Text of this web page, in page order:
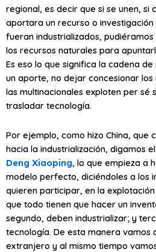
regional, es decir que si se unen, si
aportara un recurso o
fueran industrializados,
los recursos naturales para
Es eso lo que significa la cadena
un aporte, no dejar concesionar
las multinacionales exploten per sé
trasladar tecnología.
Por ejemplo, como hizo China, que
hacia la industrialización, digamos
Deng Xiaoping, lo que empieza a
modelo perfecto, diciéndoles a los
quieren participar, en la
que todo tienen que hacer un
segundo, deben industrializar; y
tecnología. De esta manera vamos
extranjero y al mismo tiempo